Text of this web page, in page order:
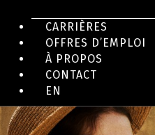
CARRIÈRES
OFFRES D’EMPLOI
À PROPOS
CONTACT
EN
EN IMAGES